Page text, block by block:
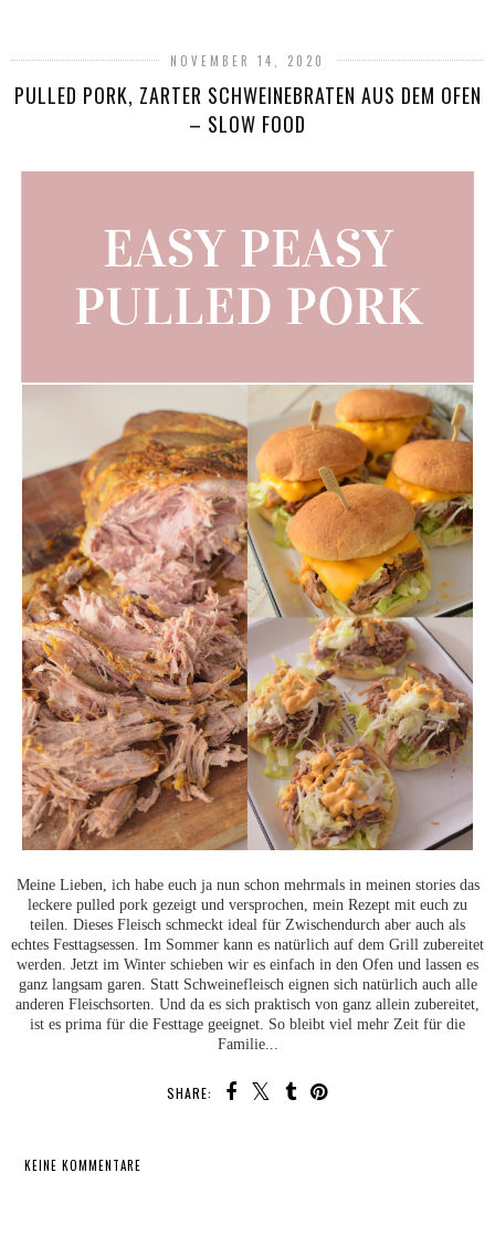
NOVEMBER 14, 2020
PULLED PORK, ZARTER SCHWEINEBRATEN AUS DEM OFEN
– SLOW FOOD
Meine Lieben, ich habe euch ja nun schon mehrmals in meinen stories das
leckere pulled pork gezeigt und versprochen, mein Rezept mit euch zu
teilen. Dieses Fleisch schmeckt ideal für Zwischendurch aber auch als
echtes Festtagsessen. Im Sommer kann es natürlich auf dem Grill zubereitet
werden. Jetzt im Winter schieben wir es einfach in den Ofen und lassen es
ganz langsam garen. Statt Schweinefleisch eignen sich natürlich auch alle
anderen Fleischsorten. Und da es sich praktisch von ganz allein zubereitet,
ist es prima für die Festtage geeignet. So bleibt viel mehr Zeit für die
Familie...
SHARE:
KEINE KOMMENTARE